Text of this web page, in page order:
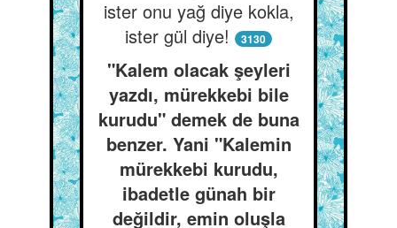
ister onu yağ diye kokla,
ister gül diye!
3130
"Kalem olacak şeyleri
yazdı, mürekkebi bile
kurudu" demek de buna
benzer. Yani "Kalemin
mürekkebi kurudu,
ibadetle günah bir
değildir, emin oluşla